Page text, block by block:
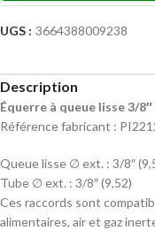
UGS : 3664388009238
Description
Équerre à queue lisse 3/8″
Référence fabricant :
Queue lisse ∅ ext. : 3/8″
Tube ∅ ext. : 3/8″ (9,52)
Ces raccords sont
alimentaires, air et gaz